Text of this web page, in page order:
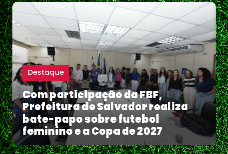
Destaque
Com participação da FBF,
Prefeitura de Salvador realiza
bate-papo sobre futebol
feminino e a Copa de 2027